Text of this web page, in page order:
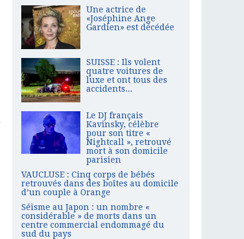
Une actrice de
«Joséphine Ange
Gardien» est décédée
SUISSE : Ils volent
quatre voitures de
luxe et ont tous des
accidents...
Le DJ français
Kavinsky, célèbre
pour son titre «
Nightcall », retrouvé
mort à son domicile
parisien
VAUCLUSE : Cinq corps de bébés
retrouvés dans des boîtes au domicile
d’un couple à Orange
Séisme au Japon : un nombre «
considérable » de morts dans un
centre commercial endommagé du
sud du pays